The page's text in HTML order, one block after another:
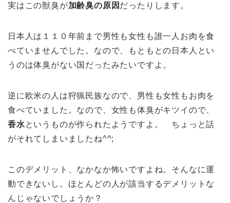
実はこの獣臭が加齢臭の原因 だったりします。
日本人は１１０年前まで男性も女性も誰一人お肉を食
べていませんでした。なので、もともとの日本人とい
うのは体臭がない国だったみたいですよ。
逆に欧米の人は狩猟民族なので、男性も女性もお肉を
食べていました。なので、女性も体臭がキツイので、
香水というものが作られたようですよ。 ちょっと話
がそれてしまいましたね^^;
このデメリット、なかなか怖いですよね。そんなに運
動できないし。ほとんどの人が該当するデメリットな
んじゃないでしょうか？